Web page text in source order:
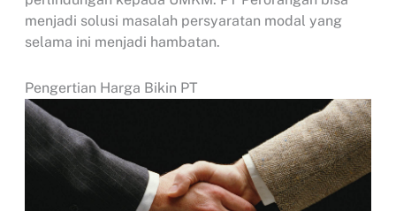
menjadi solusi masalah persyaratan modal yang
selama ini menjadi hambatan.
Pengertian Harga Bikin PT